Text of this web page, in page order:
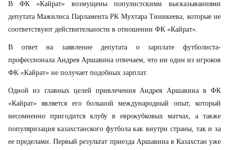
В ФК «Кайрат» возмущены популистскими высказываниями
депутата Мажилиса Парламента РК Мухтара Тиникеева, которые не
соответствуют действительности в отношении ФК «Кайрат».
В ответ на заявление депутата о зарплате футболиста-
профессионала Андрея Аршавина отвечаем, что ни один из игроков
ФК «Кайрат» не получает подобных зарплат.
Одной из главных целей привлечения Андрея Аршавина в ФК
«Кайрат» является его большой международный опыт, который
несомненно пригодится клубу в еврокубковых матчах, а также
популяризация казахстанского футбола как внутри страны, так и за
ее пределами. Первый результат приезда Аршавина в Казахстан уже